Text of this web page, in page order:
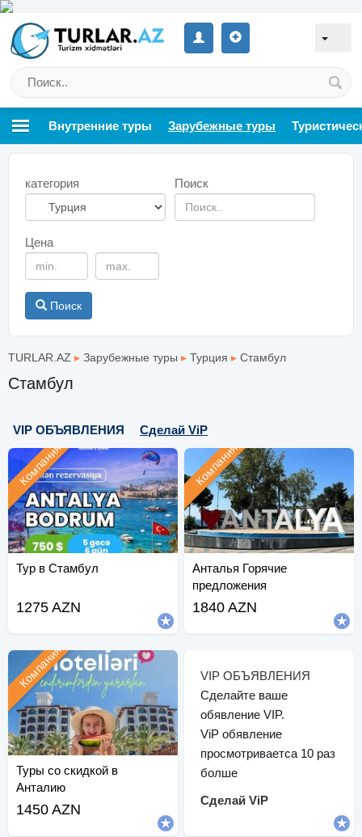
Внутренние туры Зарубежные туры
категория Поиск
Цена
Поиск
TURLAR.AZ ▸ Зарубежные туры ▸ Турция ▸ Стамбул
Стамбул
VIP ОБЪЯВЛЕНИЯ Сделай ViP
Тур в Стамбул
Компания
1275 AZN
Анталья Горячие
предложения
Компания
1840 AZN
Туры со скидкой в
Анталию
Компания
1450 AZN
VIP ОБЪЯВЛЕНИЯ
Сделайте ваше
обявление VIP.
ViP обявление
просмотриваетса 10 раз
болше
Сделай ViP